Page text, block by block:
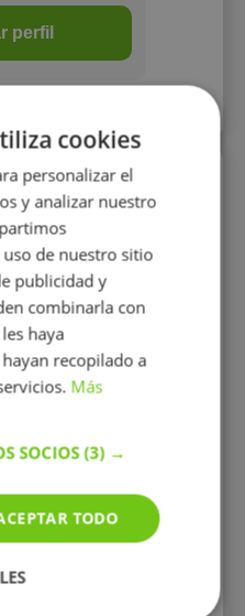
perfil
del Arte
para
Primaria y
estoy titulada
del
cookies
personalizar el
y analizar nuestro
de nuestro sitio
publicidad y
combinarla con
haya
recopilado a
Más
SOCIOS(3) →
TODO